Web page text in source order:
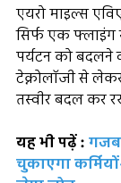
एयरो माइल्स
सिर्फ एक
पर्यटन को बदलने
टेक्नोलॉजी से
तस्वीर बदल कर
यह भी पढ़ें :
चुकाएगा